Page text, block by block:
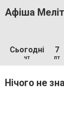
Афіша
Сьогодні
чт
7
пт
Нічого не